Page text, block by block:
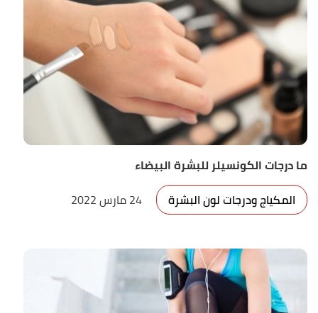
ما درجات الكونسيلر للبشرة البيضاء
المكياج ودرجات لون البشرة
24 مارس 2022